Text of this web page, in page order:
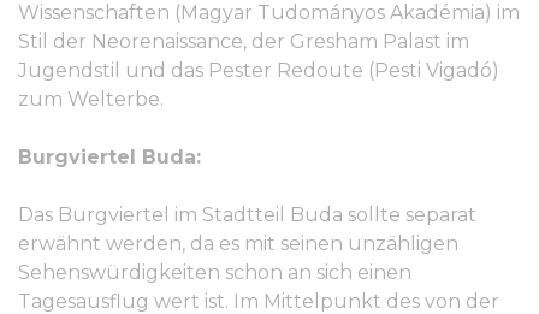
Wissenschaften (Magyar Tudományos Akadémia) im
Stil der Neorenaissance, der Gresham Palast im
Jugendstil und das Pester Redoute (Pesti Vigadó)
zum Welterbe.
Burgviertel Buda:
Das Burgviertel im Stadtteil Buda sollte separat
erwähnt werden, da es mit seinen unzähligen
Sehenswürdigkeiten schon an sich einen
Tagesausflug wert ist. Im Mittelpunkt des von der